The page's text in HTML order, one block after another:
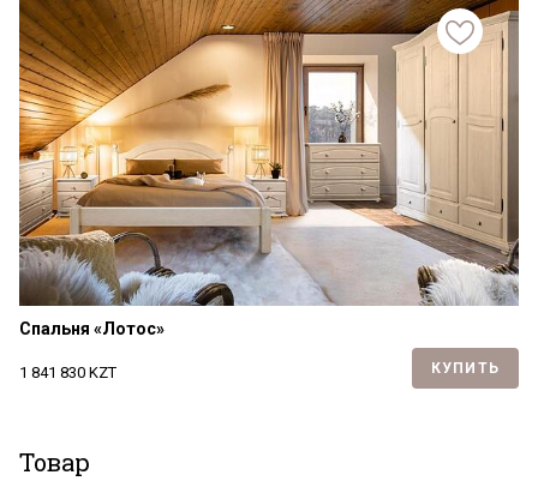
Спальня «Лотос»
1 841 830 KZT КУПИТЬ
Товар